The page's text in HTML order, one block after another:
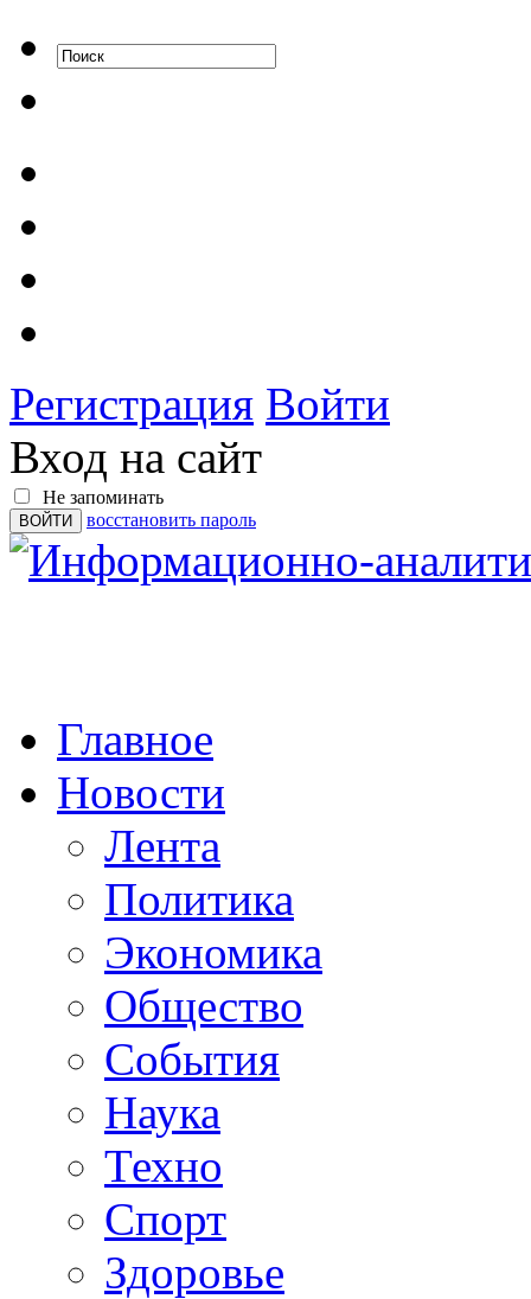
Регистрация Войти
Вход на сайт
Не запоминать
восстановить пароль
Главное
Новости
Лента
Политика
Экономика
Общество
События
Наука
Техно
Спорт
Здоровье